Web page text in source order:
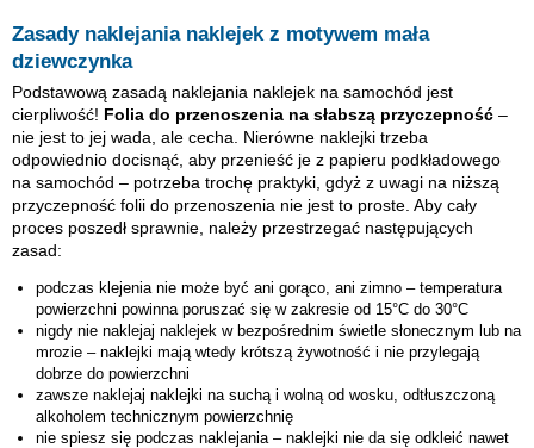
Zasady naklejania naklejek z motywem mała
dziewczynka
Podstawową zasadą naklejania naklejek na samochód jest
cierpliwość! Folia do przenoszenia na słabszą przyczepność –
nie jest to jej wada, ale cecha. Nierówne naklejki trzeba
odpowiednio docisnąć, aby przenieść je z papieru podkładowego
na samochód – potrzeba trochę praktyki, gdyż z uwagi na niższą
przyczepność folii do przenoszenia nie jest to proste. Aby cały
proces poszedł sprawnie, należy przestrzegać następujących
zasad:
podczas klejenia nie może być ani gorąco, ani zimno – temperatura
powierzchni powinna poruszać się w zakresie od 15°C do 30°C
nigdy nie naklejaj naklejek w bezpośrednim świetle słonecznym lub na
mrozie – naklejki mają wtedy krótszą żywotność i nie przylegają
dobrze do powierzchni
zawsze naklejaj naklejki na suchą i wolną od wosku, odtłuszczoną
alkoholem technicznym powierzchnię
nie spiesz się podczas naklejania – naklejki nie da się odkleić nawet